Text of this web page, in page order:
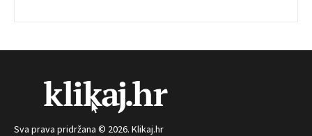
Sva prava pridržana © 2026. Klikaj.hr